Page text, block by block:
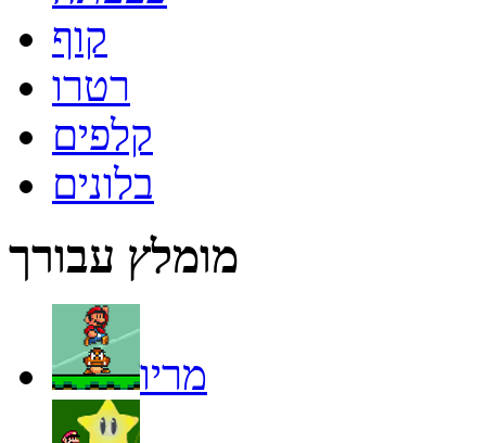
קוף
רטרו
קלפים
בלונים
מומלץ עבורך
מריו